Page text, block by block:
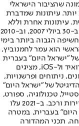
שהציבור הישראלי
יותר. עיתונות שמדברת
עיתונות אחרת וללא
תשלום. המהדורה המודפסת הראשונה פורסמה ב-30 ביולי 2007, וב-2010
הגבוה ביותר בימי
הוא עמר לחמנוביץ,
"ישראל היום" בעברית
ובאנגלית, כמו כן היישומונים (אפליקציות) לאנדרואיד ול-iOS, מציגים
ניתוחים ופרשנויות,
של "ישראל היום"
טכנולוגיה, ספורט,
כלכלה וצרכנות, בריאות, חיילים, אוכל, יהדות, תיירות ורכב. ב-2021 עלו
היום" בעברית, במטרה
תכני המהדורה